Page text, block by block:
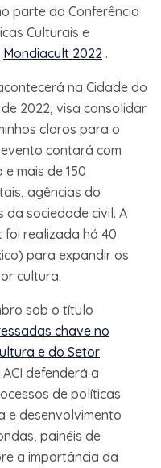
parte da Conferência
Culturais e
Mondiacult 2022 .
na Cidade do
2022, visa consolidar
claros para o
contará com
mais de 150
agências do
da sociedade civil. A
foi realizada há 40
para expandir os
cultura.
sob o título
chave no
e do Setor
defenderá a
de políticas
e desenvolvimento
painéis de
a importância da